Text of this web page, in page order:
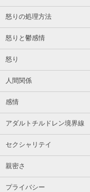
怒りの処理方法
怒りと鬱感情
怒り
人間関係
感情
アダルトチルドレン境界線
セクシャリテイ
親密さ
プライバシー